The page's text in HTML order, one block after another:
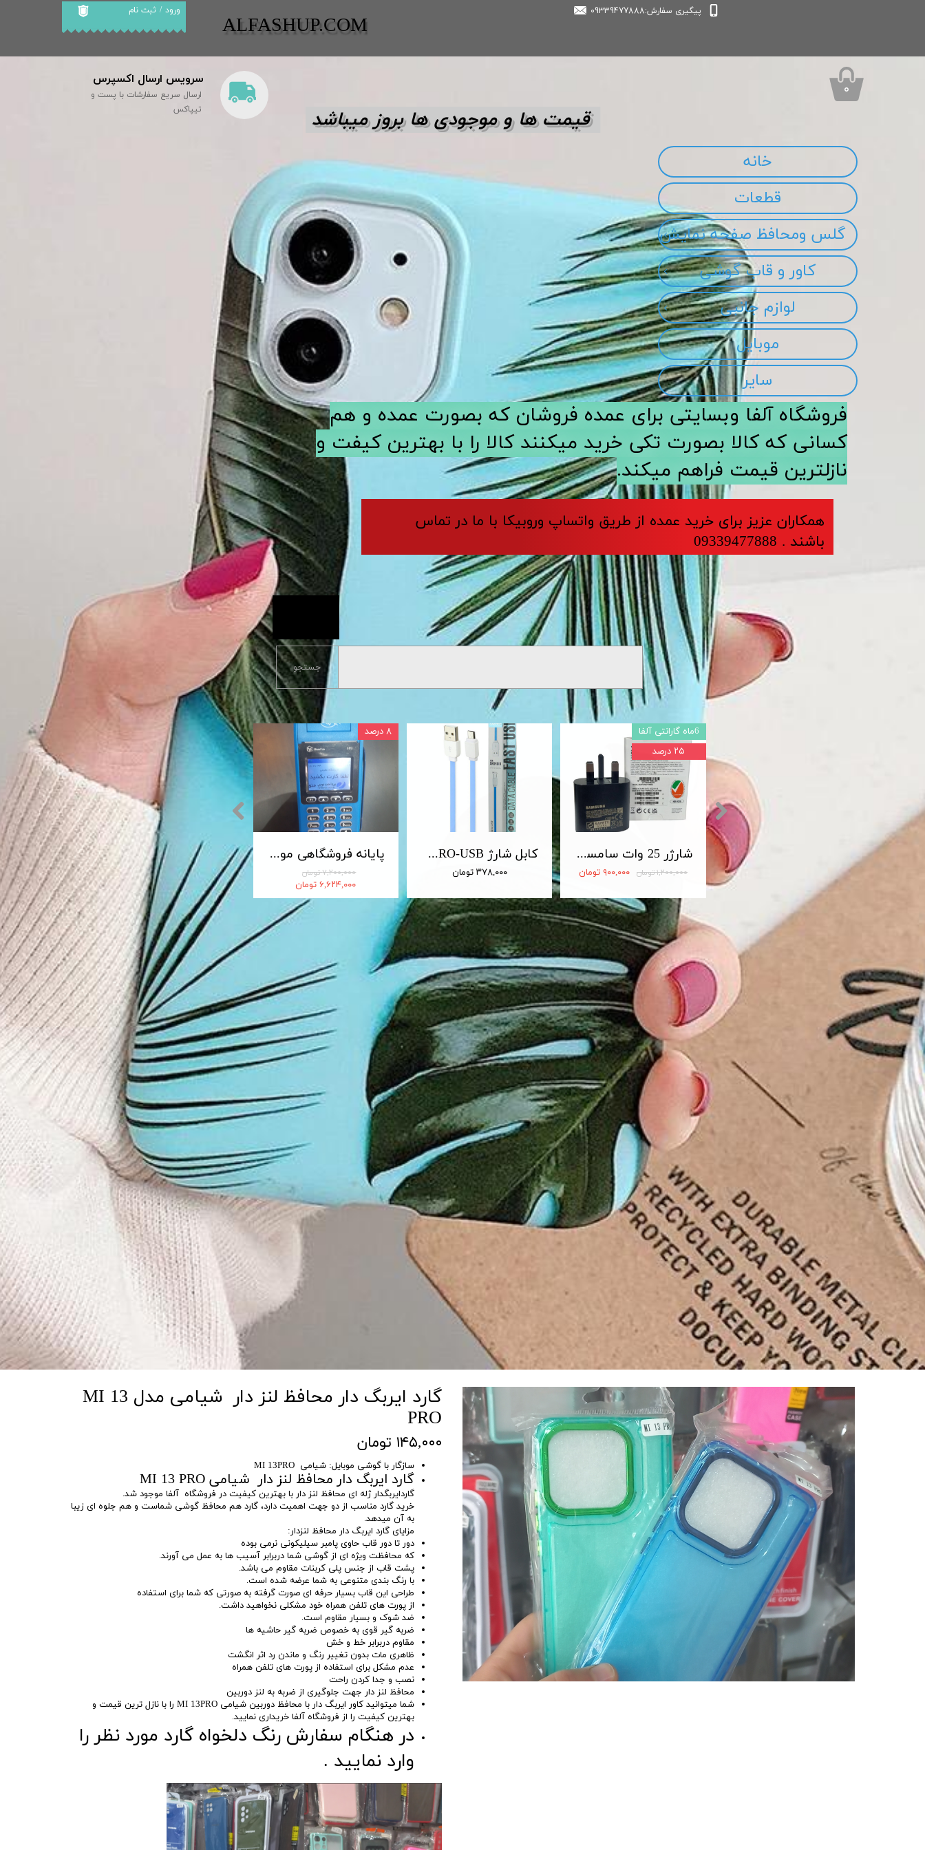
سرویس ارسال اکسپرس
ارسال سریع سفارشات با پست و
تیپاکس
پیگیری سفارش:09339477888 ورود / ثبت نام
حساب کاربری من
تغییر گذر واژه
سفارشات
​​ALFASHUP.COM
خانه
قطعات
گلس ومحافظ صفحه نمایش
کاور و قاب گوشی
لوازم جانبی
موبایل
سایر
۰
پایانه فروشگاهی مورفان MoreFun مدل H9
۷,۲۰۰,۰۰۰ تومان
۶,۶۲۴,۰۰۰ تومان
۸ درصد
کابل شارژ MICRO-USB اندروید LDNIO الدینیو مدل XS-07 متراژ 1 متر
۳۷۸,۰۰۰ تومان
شارژر 25 وات سامسونگ اصلی 25W Travel Adapter
۱,۲۰۰,۰۰۰ تومان ۹۰۰,۰۰۰ تومان
6ماه گارانتی آلفا
۲۵ درصد
مبدل OTG تایپ سی لایت دار USB3
جستجو
​​فروشگاه آلفا وبسایتی برای عمده فروشان که بصورت عمده و هم
کسانی که کالا بصورت تکی خرید میکنند کالا را با بهترین کیفت و
نازلترین قیمت فراهم میکند.
​​​همکاران عزیز برای خرید عمده از طریق واتساپ وروبیکا با ما در تماس
باشند . 09339477888
قیمت ها و موجودی ها بروز میباشد
گارد ایربگ دار محافظ لنز دار شیامی مدل MI 13
PRO
۱۴۵,۰۰۰ تومان
سازگار با گوشی موبایل: شیامی MI 13PRO
گارد ایربگ دار محافظ لنز دار شیامی MI 13 PRO
گاردایربگدار ژله ای محافظ لنز دار با بهترین کیفیت در فروشگاه آلفا موجود شد.
خرید گارد مناسب از دو جهت اهمیت دارد، گارد هم محافظ گوشی شماست و هم جلوه ای زیبا
به آن میدهد.
مزایای گارد ایربگ دار محافظ لنزدار:
دور تا دور قاب حاوی پامبر سیلیکونی نرمی بوده
که محافظت ویژه ای از گوشی شما دربرابر آسیب ها به عمل می آورند.
پشت قاب از جنس پلی کربنات مقاوم می باشد.
با رنگ بندی متنوعی به شما عرضه شده است.
طراحی این قاب بسیار حرفه ای صورت گرفته به صورتی که شما برای استفاده
از پورت های تلفن همراه خود مشکلی نخواهید داشت.
ضد شوک و بسیار مقاوم است.
ضربه گیر قوی به خصوص ضربه گیر حاشیه ها
مقاوم دربرابر خط و خش
ظاهری مات بدون تغییر رنگ و ماندن رد اثر انگشت
عدم مشکل برای استفاده از پورت های تلفن همراه
نصب و جدا کردن راحت
محافظ لنز دار جهت جلوگیری از ضربه به لنز دوربین
شما میتوانید کاور ایربگ دار با محافظ دوربین شیامی MI 13PRO را با نازل ترین قیمت و
بهترین کیفیت را از فروشگاه آلفا خریداری نمایید.
در هنگام سفارش رنگ دلخواه گارد مورد نظر را
وارد نمایید .